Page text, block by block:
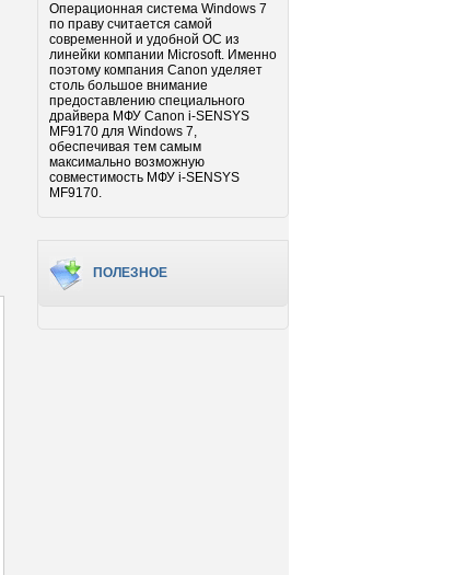
Операционная система Windows 7
по праву считается самой
современной и удобной ОС из
линейки компании Microsoft. Именно
поэтому компания Canon уделяет
столь большое внимание
предоставлению специального
драйвера МФУ Canon i-SENSYS
MF9170 для Windows 7,
обеспечивая тем самым
максимально возможную
совместимость МФУ i-SENSYS
MF9170.
ПОЛЕЗНОЕ